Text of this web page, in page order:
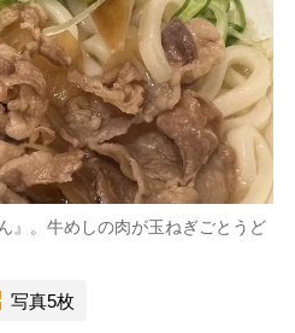
』。牛めしの肉が玉ねぎごとうど
写真5枚